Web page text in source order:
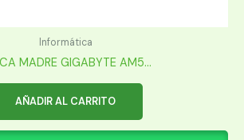
Informática
MADRE GIGABYTE AM5...
AÑADIR AL CARRITO